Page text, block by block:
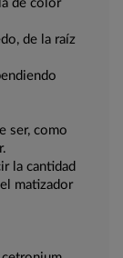
de color
de la raíz
ser, como
la cantidad
matizador